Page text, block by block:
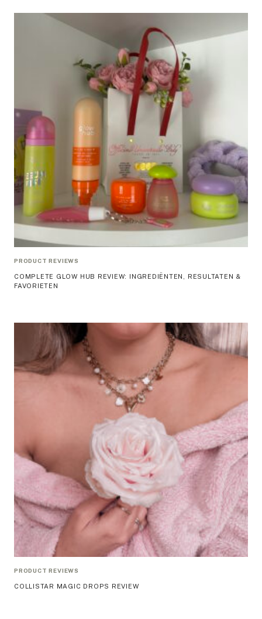
PRODUCT REVIEWS
COMPLETE GLOW HUB REVIEW: INGREDIËNTEN, RESULTATEN &
FAVORIETEN
PRODUCT REVIEWS
COLLISTAR MAGIC DROPS REVIEW